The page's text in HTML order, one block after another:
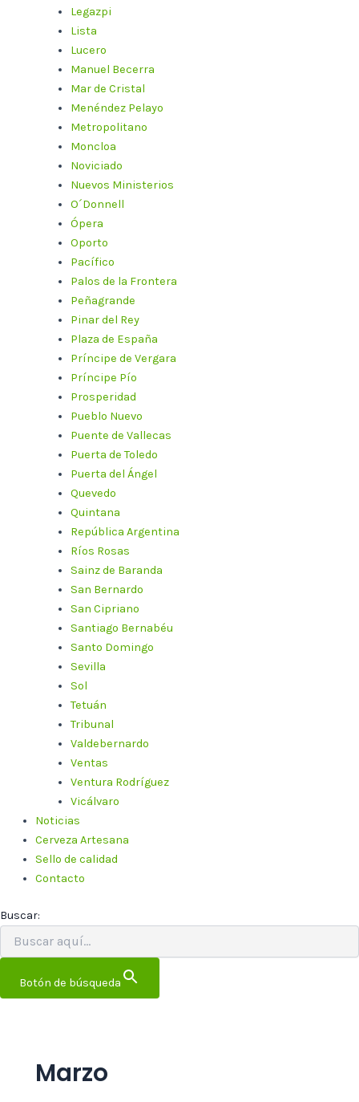
Legazpi
Lista
Lucero
Manuel Becerra
Mar de Cristal
Menéndez Pelayo
Metropolitano
Moncloa
Noviciado
Nuevos Ministerios
O´Donnell
Ópera
Oporto
Pacífico
Palos de la Frontera
Peñagrande
Pinar del Rey
Plaza de España
Príncipe de Vergara
Príncipe Pío
Prosperidad
Pueblo Nuevo
Puente de Vallecas
Puerta de Toledo
Puerta del Ángel
Quevedo
Quintana
República Argentina
Ríos Rosas
Sainz de Baranda
San Bernardo
San Cipriano
Santiago Bernabéu
Santo Domingo
Sevilla
Sol
Tetuán
Tribunal
Valdebernardo
Ventas
Ventura Rodríguez
Vicálvaro
Noticias
Cerveza Artesana
Sello de calidad
Contacto
Buscar:
Botón de búsqueda
Marzo